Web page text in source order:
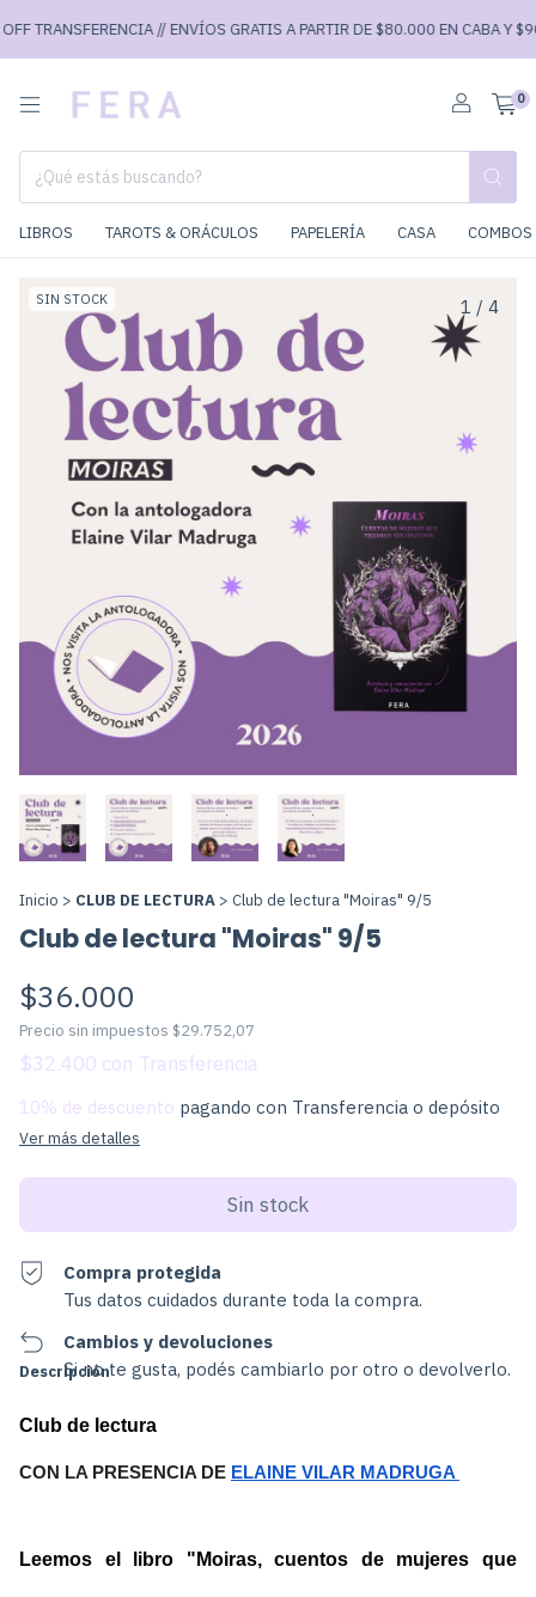
TRANSFERENCIA // ENVÍOS GRATIS A PARTIR DE $80.000 EN CABA Y
0
LIBROS TAROTS & ORÁCULOS PAPELERÍA CASA
SIN STOCK 1 / 4
Inicio > CLUB DE LECTURA > Club de lectura "Moiras" 9/5
Club de lectura "Moiras" 9/5
$36.000
Precio sin impuestos $29.752,07
$32.400 con
10% de descuento pagando con Transferencia o depósito
Ver más detalles
Compra protegida
Tus datos cuidados durante toda la compra.
Cambios y devoluciones
Si no te gusta, podés cambiarlo por otro o devolverlo.
Descripción
Club de lectura
CON LA PRESENCIA DE ELAINE VILAR MADRUGA
Leemos el libro "Moiras, cuentos de mujeres que